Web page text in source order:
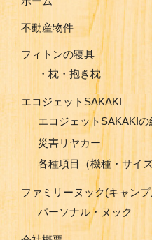
不動産物件
フィトンの寝具
・枕・抱き枕
エコジェットSAKAKI
エコジェットSAKAKIの
災害リヤカー
各種項目（機種・サイズ
ファミリーヌック(キャン
パーソナル・ヌック